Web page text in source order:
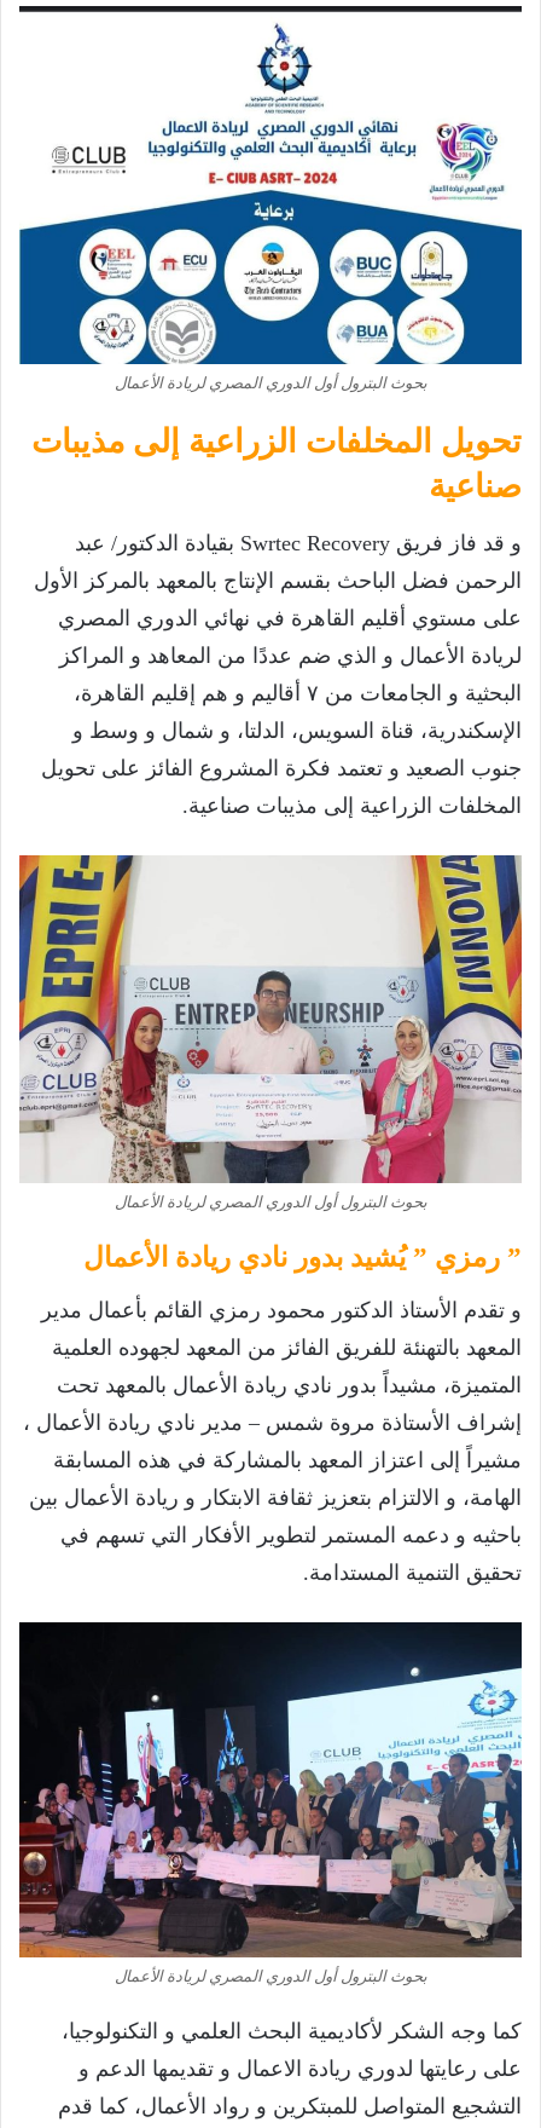
بحوث البترول أول الدوري المصري لريادة الأعمال
تحويل المخلفات الزراعية إلى مذيبات
صناعية
و قد فاز فريق Swrtec Recovery بقيادة الدكتور/ عبد
الرحمن فضل الباحث بقسم الإنتاج بالمعهد بالمركز الأول
على مستوي أقليم القاهرة في نهائي الدوري المصري
لريادة الأعمال و الذي ضم عددًا من المعاهد و المراكز
البحثية و الجامعات من ٧ أقاليم و هم إقليم القاهرة،
الإسكندرية، قناة السويس، الدلتا، و شمال و وسط و
جنوب الصعيد و تعتمد فكرة المشروع الفائز على تحويل
المخلفات الزراعية إلى مذيبات صناعية.
بحوث البترول أول الدوري المصري لريادة الأعمال
” رمزي ” يُشيد بدور نادي ريادة الأعمال
و تقدم الأستاذ الدكتور محمود رمزي القائم بأعمال مدير
المعهد بالتهنئة للفريق الفائز من المعهد لجهوده العلمية
المتميزة، مشيداً بدور نادي ريادة الأعمال بالمعهد تحت
إشراف الأستاذة مروة شمس – مدير نادي ريادة الأعمال ،
مشيراً إلى اعتزاز المعهد بالمشاركة في هذه المسابقة
الهامة، و الالتزام بتعزيز ثقافة الابتكار و ريادة الأعمال بين
باحثيه و دعمه المستمر لتطوير الأفكار التي تسهم في
تحقيق التنمية المستدامة.
بحوث البترول أول الدوري المصري لريادة الأعمال
كما وجه الشكر لأكاديمية البحث العلمي و التكنولوجيا،
على رعايتها لدوري ريادة الاعمال و تقديمها الدعم و
التشجيع المتواصل للمبتكرين و رواد الأعمال، كما قدم